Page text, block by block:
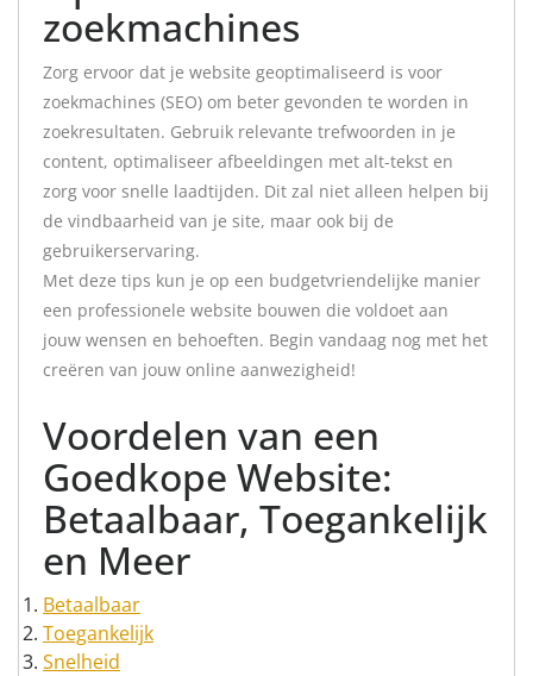
zoekmachines
Zorg ervoor dat je website geoptimaliseerd is voor
zoekmachines (SEO) om beter gevonden te worden in
zoekresultaten. Gebruik relevante trefwoorden in je
content, optimaliseer afbeeldingen met alt-tekst en
zorg voor snelle laadtijden. Dit zal niet alleen helpen bij
de vindbaarheid van je site, maar ook bij de
gebruikerservaring.
Met deze tips kun je op een budgetvriendelijke manier
een professionele website bouwen die voldoet aan
jouw wensen en behoeften. Begin vandaag nog met het
creëren van jouw online aanwezigheid!
Voordelen van een
Goedkope Website:
Betaalbaar, Toegankelijk
en Meer
Betaalbaar
Toegankelijk
Snelheid